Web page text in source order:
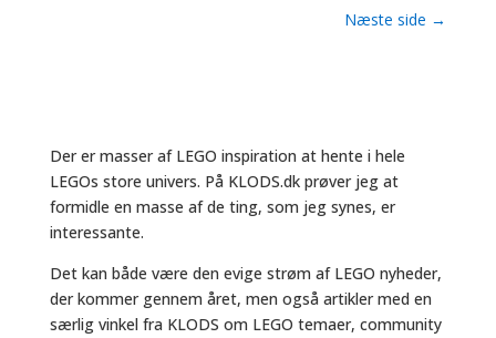
Næste side →
Der er masser af LEGO inspiration at hente i hele
LEGOs store univers. På KLODS.dk prøver jeg at
formidle en masse af de ting, som jeg synes, er
interessante.
Det kan både være den evige strøm af LEGO nyheder,
der kommer gennem året, men også artikler med en
særlig vinkel fra KLODS om LEGO temaer, community